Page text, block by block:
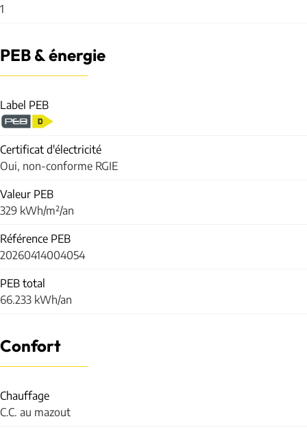
1
PEB & énergie
Label PEB
Certificat d'électricité
Oui, non-conforme RGIE
Valeur PEB
329 kWh/m²/an
Référence PEB
20260414004054
PEB total
66.233 kWh/an
Confort
Chauffage
C.C. au mazout